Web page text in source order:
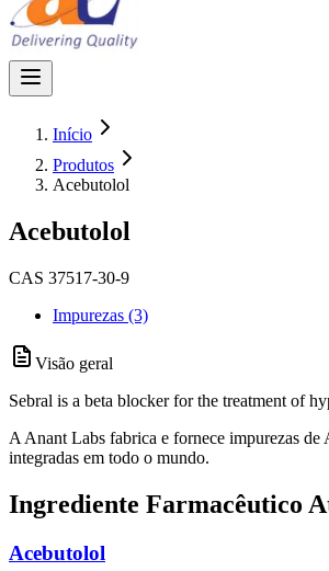
Início
Produtos
Acebutolol
Acebutolol
CAS 37517-30-9
Impurezas (3)
Visão geral
Sebral is a beta blocker for the treatment of
A Anant Labs fabrica e fornece impurezas de
integradas em todo o mundo.
Ingrediente Farmacêutico
Acebutolol